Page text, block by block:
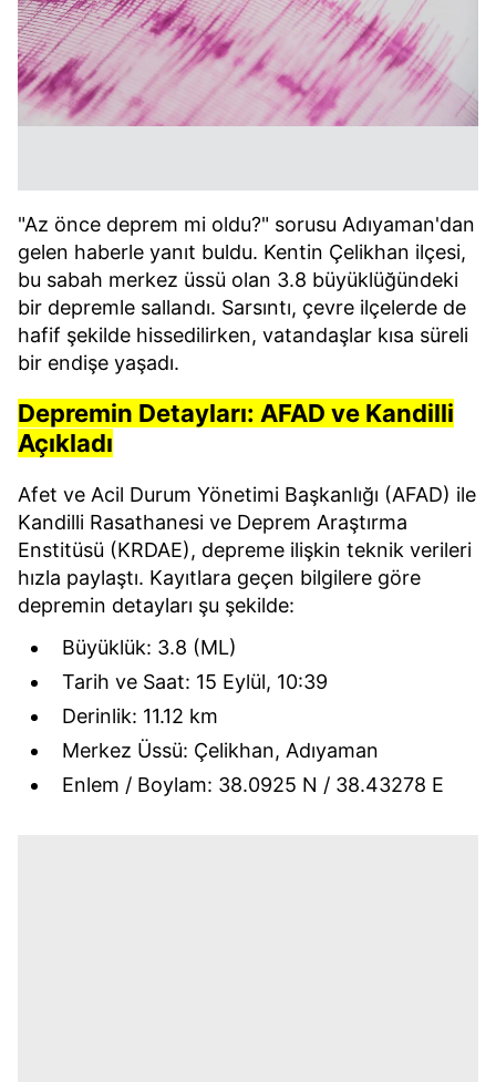
"Az önce deprem mi oldu?" sorusu Adıyaman'dan
gelen haberle yanıt buldu. Kentin Çelikhan ilçesi,
bu sabah merkez üssü olan 3.8 büyüklüğündeki
bir depremle sallandı. Sarsıntı, çevre ilçelerde de
hafif şekilde hissedilirken, vatandaşlar kısa süreli
bir endişe yaşadı.
Depremin Detayları: AFAD ve Kandilli
Açıkladı
Afet ve Acil Durum Yönetimi Başkanlığı (AFAD) ile
Kandilli Rasathanesi ve Deprem Araştırma
Enstitüsü (KRDAE), depreme ilişkin teknik verileri
hızla paylaştı. Kayıtlara geçen bilgilere göre
depremin detayları şu şekilde:
Büyüklük: 3.8 (ML)
Tarih ve Saat: 15 Eylül, 10:39
Derinlik: 11.12 km
Merkez Üssü: Çelikhan, Adıyaman
Enlem / Boylam: 38.0925 N / 38.43278 E